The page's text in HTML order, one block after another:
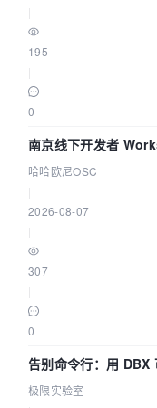
195
0
南京线下开发者
智能 Agent 应用
哈哈欧尼OSC
2026-08-07
307
0
告别命令行：用
极限实验室